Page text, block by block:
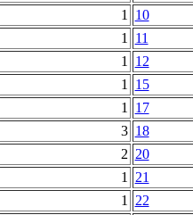
1
10
1
11
1
12
1
15
1
17
3 18
2 20
1
21
1
22